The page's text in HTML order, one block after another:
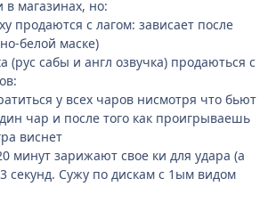
в магазинах, но:
продаются с лагом: зависает после
белой маске)
(рус сабы и англ озвучка) продаються с
у всех чаров нисмотря что бьют
чар и после того как проигрываешь
виснет
минут зарижают свое ки для удара (а
секунд. Сужу по дискам с 1ым видом